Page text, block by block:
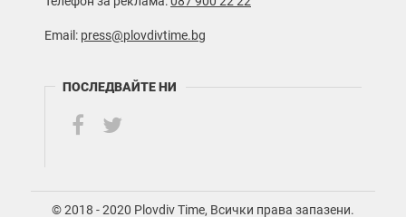
Email: press@plovdivtime.bg
ПОСЛЕДВАЙТЕ НИ
© 2018 - 2020 Plovdiv Time, Всички права запазени.